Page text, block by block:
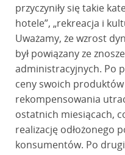
przyczyniły się takie
hotele”, „rekreacja i
Uważamy, że wzrost
był powiązany ze
administracyjnych. Po
ceny swoich produktów
rekompensowania
ostatnich miesiącach,
realizację odłożonego
konsumentów. Po